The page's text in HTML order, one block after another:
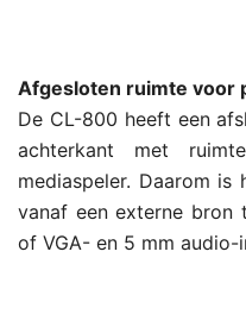
Afgesloten ruimte voor
De CL-800 heeft een
achterkant met
mediaspeler. Daarom
vanaf een externe bron
of VGA- en 5 mm audio-